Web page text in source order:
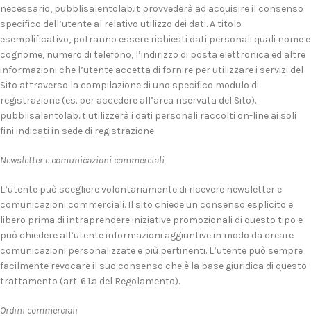
necessario, pubblisalentolab.it provvederà ad acquisire il consenso
specifico dell’utente al relativo utilizzo dei dati. A titolo
esemplificativo, potranno essere richiesti dati personali quali nome e
cognome, numero di telefono, l’indirizzo di posta elettronica ed altre
informazioni che l’utente accetta di fornire per utilizzare i servizi del
Sito attraverso la compilazione di uno specifico modulo di
registrazione (es. per accedere all’area riservata del Sito).
pubblisalentolab.it utilizzerà i dati personali raccolti on-line ai soli
fini indicati in sede di registrazione.
Newsletter e comunicazioni commerciali
L’utente può scegliere volontariamente di ricevere newsletter e
comunicazioni commerciali. Il sito chiede un consenso esplicito e
libero prima di intraprendere iniziative promozionali di questo tipo e
può chiedere all’utente informazioni aggiuntive in modo da creare
comunicazioni personalizzate e più pertinenti. L’utente può sempre
facilmente revocare il suo consenso che è la base giuridica di questo
trattamento (art. 6.1.a del Regolamento).
Ordini commerciali